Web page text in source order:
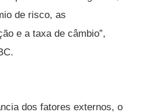
de risco, as
e a taxa de câmbio”,
dos fatores externos, o